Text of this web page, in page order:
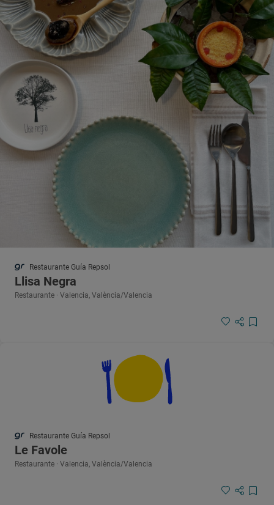
Restaurante Guía Repsol
Llisa Negra
Restaurante · Valencia, València/Valencia
Restaurante Guía Repsol
Le Favole
Restaurante · Valencia, València/Valencia